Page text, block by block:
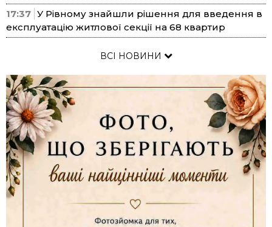
17:37 У Рівному знайшли рішення для введення в
експлуатацію житлової секції на 68 квартир
ВСІ НОВИНИ